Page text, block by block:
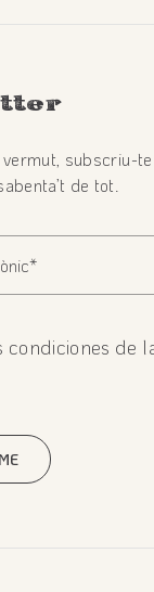
subscriu-
de tot.
condiciones de